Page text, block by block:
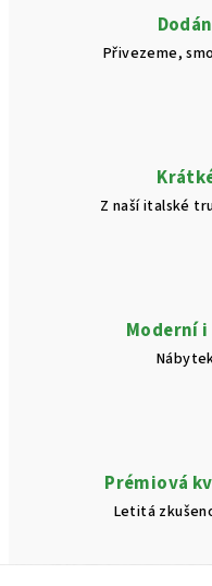
Přivezeme,
Z naší italské
Moderní
Prémiová
Letitá